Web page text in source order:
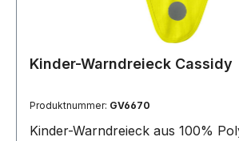
Kinder-Warndreieck Cassidy
Produktnummer: GV6670
Kinder-Warndreieck aus 100%